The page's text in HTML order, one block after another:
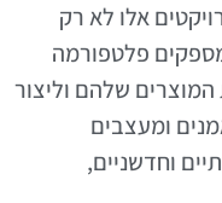
אלו לא רק
פלטפורמה
המוצרים שלהם וליצור
ומעצבים
וחדשניים,